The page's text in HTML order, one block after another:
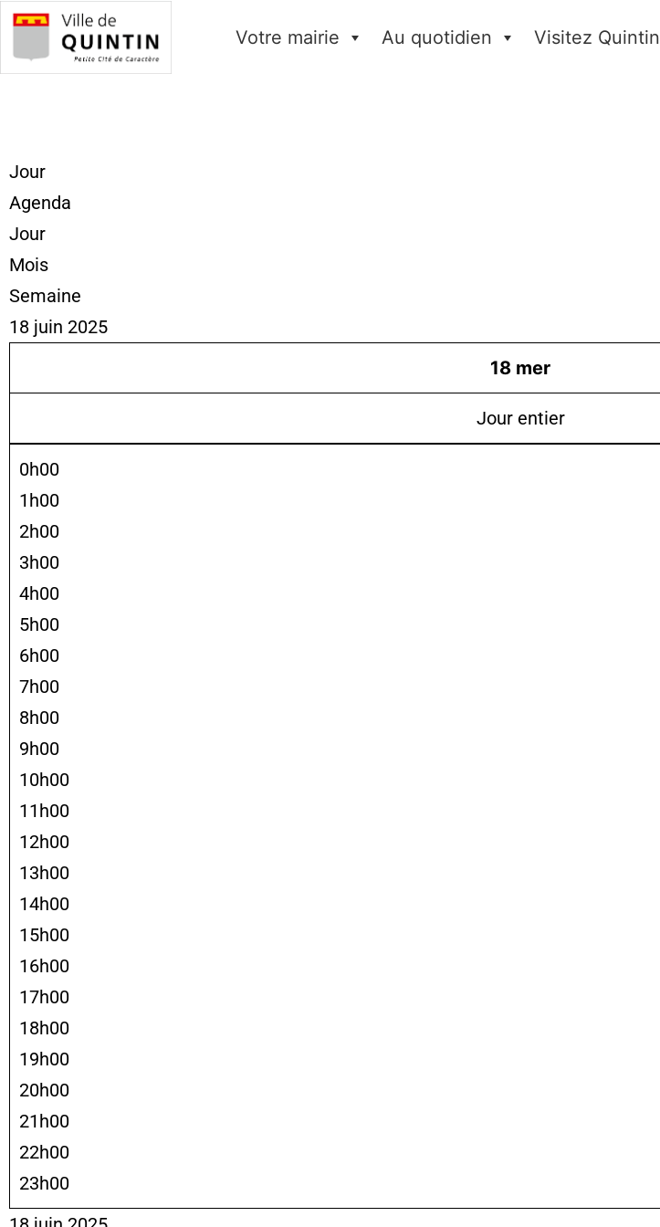
Votre mairie Au quotidien Visitez Quintin
Jour
Agenda
Jour
Mois
Semaine
18 juin 2025
18 mer
Jour entier
0h00
1h00
2h00
3h00
4h00
5h00
6h00
7h00
8h00
9h00
10h00
11h00
12h00
13h00
14h00
15h00
16h00
17h00
18h00
19h00
20h00
21h00
22h00
23h00